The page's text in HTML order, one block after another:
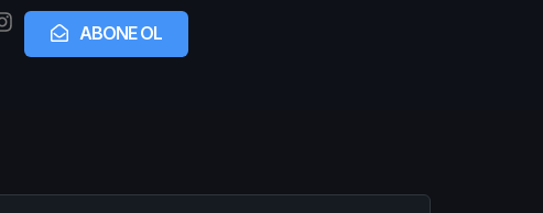
ABONE OL